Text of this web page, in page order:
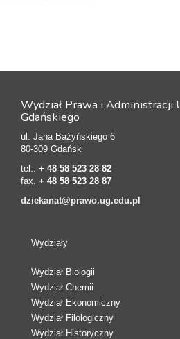
Wydział Prawa i Administracji
Gdańskiego
ul. Jana Bażyńskiego 6
80-309 Gdańsk
tel.: + 48 58 523 28 82
fax. + 48 58 523 28 87
dziekanat@prawo.ug.edu.pl
Wydziały
Wydział Biologii
Wydział Chemii
Wydział Ekonomiczny
Wydział Filologiczny
Wydział Historyczny